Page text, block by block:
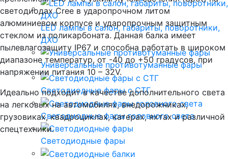
LED лампы в салон, габариты, поворотники,
ДХО
Универсальные противотуманные фары
Светодиодные фары с СТГ
Светодиодные фары головного света
Светодиодные фары
светодиодах Cree в ударопрочном литом
алюминиевом корпусе и ударопрочным защитным
стеклом из поликарбоната. Данная балка имеет
пылевлагозащиту IP67 и способна работать в широком
диапазоне температур, от -40 до +50 градусов, при
напряжении питания 10 – 32V.
Идеально подходит в качестве дополнительного света
на легковых на автомобилях, внедорожниках,
грузовиках, квадроциклах, катерах, яхтах и различной
спецтехники.